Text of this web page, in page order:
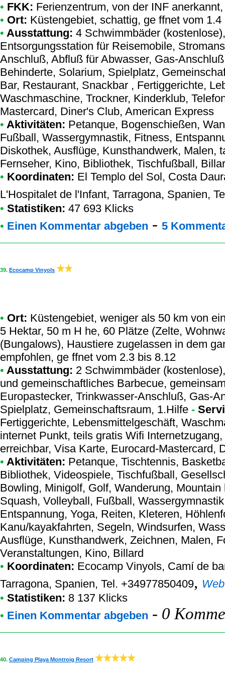
• FKK: Ferienzentrum, von der INF anerkannt,
• Ort: Küstengebiet, schattig, ge ffnet vom 1.4
• Ausstattung: 4 Schwimmbäder
Entsorgungsstation für Reisemobile,
Anschluß, Abfluß für Abwasser, Gas-
Behinderte, Solarium, Spielplatz,
Bar, Restaurant, Snackbar , Fertiggerichte,
Waschmaschine, Trockner, Kinderklub,
Mastercard, Diner's Club, American Express
• Aktivitäten: Petanque, Bogenschießen,
Fußball, Wassergymnastik, Fitness,
Diskothek, Ausflüge, Kunsthandwerk, Malen,
Fernseher, Kino, Bibliothek, Tischfußball,
• Koordinaten: El Templo del Sol, Costa
L'Hospitalet de l'Infant, Tarragona, Spanien,
• Statistiken: 47 693 Klicks
• Einen Kommentar abgeben - 5
39. Ecocamp Vinyols
• Ort: Küstengebiet, weniger als 50 km von
5 Hektar, 50 m H he, 60 Plätze (Zelte,
(Bungalows), Haustiere zugelassen in dem
empfohlen, ge ffnet vom 2.3 bis 8.12
• Ausstattung: 2 Schwimmbäder
und gemeinschaftliches Barbecue,
Europastecker, Trinkwasser-Anschluß, Gas-
Spielplatz, Gemeinschaftsraum, 1.Hilfe -
Fertiggerichte, Lebensmittelgeschäft,
internet Punkt, teils gratis Wifi
erreichbar, Visa Karte, Eurocard-Mastercard,
• Aktivitäten: Petanque, Tischtennis,
Bibliothek, Videospiele, Tischfußball,
Bowling, Minigolf, Golf, Wanderung,
Squash, Volleyball, Fußball,
Entspannung, Yoga, Reiten, Kleteren,
Kanu/kayakfahrten, Segeln, Windsurfen,
Ausflüge, Kunsthandwerk, Zeichnen, Malen,
Veranstaltungen, Kino, Billard
• Koordinaten: Ecocamp Vinyols, Camí de
Tarragona, Spanien, Tel. +34977850409, Web
• Statistiken: 8 137 Klicks
• Einen Kommentar abgeben - 0
40. Camping Playa Montroig Resort